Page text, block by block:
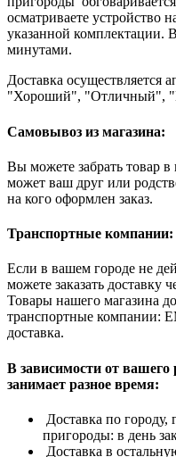
осматриваете устройство
указанной комплектации.
минутами.
Доставка осуществляется
"Хороший", "Отличный",
Самовывоз из магазина:
Вы можете забрать товар
может ваш друг или
на кого оформлен заказ.
Транспортные компании:
Если в вашем городе не
можете заказать доставку
Товары нашего магазина
транспортные компании:
доставка.
В зависимости от вашего
занимает разное время:
Доставка по городу,
пригороды: в день
Доставка в